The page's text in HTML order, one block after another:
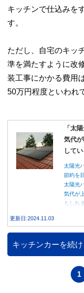
キッチンで仕込みを
す。
ただし、自宅のキッ
準を満たすように改
装工事にかかる費用
50万円程度といわれ
「太
気代
して
太陽光
節約を
太陽光
気代が
もしれ
更新日:2024.11.03
キッチンカーを続
1